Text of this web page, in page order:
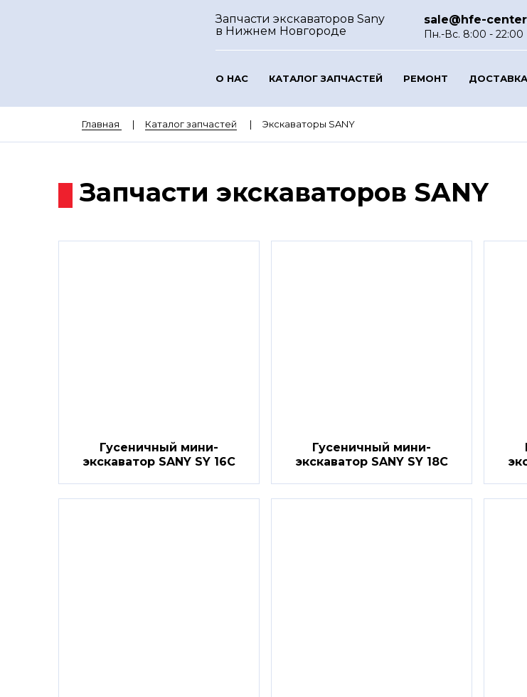
Запчасти экскаваторов Sany
в Нижнем Новгороде
sale@hfe-
Пн.-Вс. 8:00 - 22:00
О НАС КАТАЛОГ ЗАПЧАСТЕЙ РЕМОНТ ДОСТАВКА
Главная Каталог запчастей Экскаваторы SANY
Запчасти экскаваторов SANY
Гусеничный мини-
экскаватор SANY SY 16C
Гусеничный мини-
экскаватор SANY SY 18C